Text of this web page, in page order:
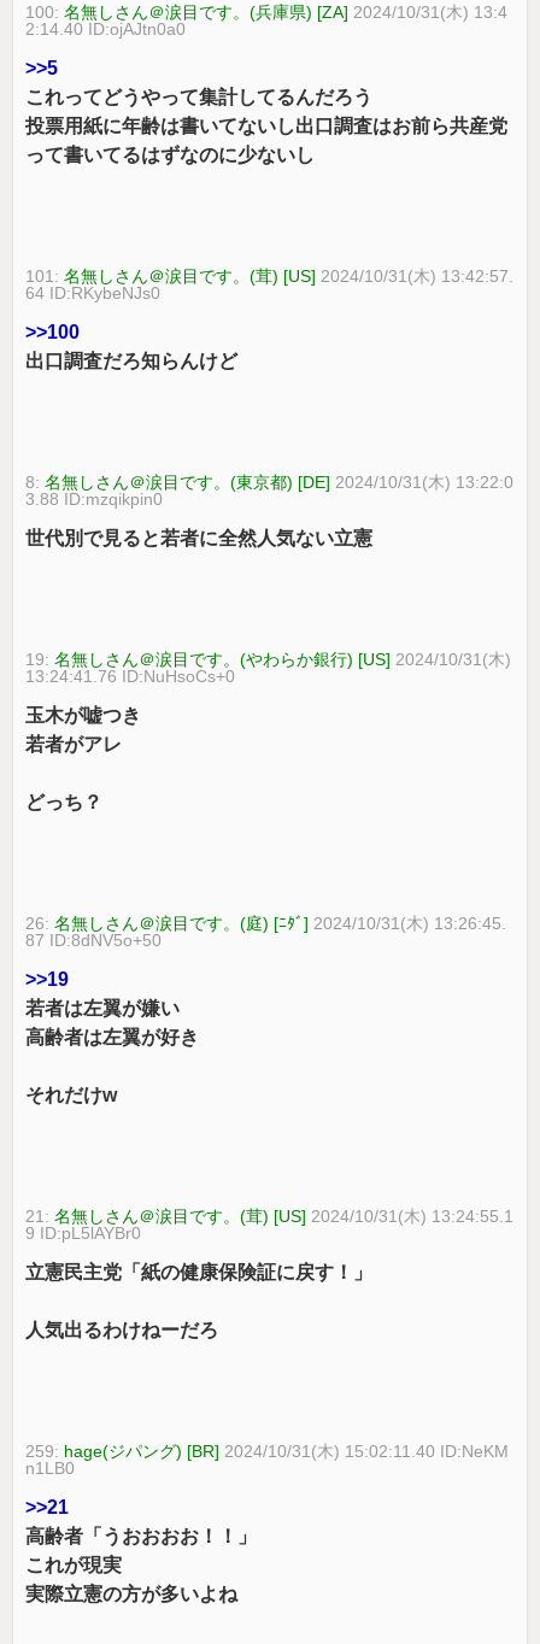
100:名無しさん＠涙目です。(兵庫県) [ZA] 2024/10/31(木) 13:4
2:14.40 ID:ojAJtn0a0
>>5
これってどうやって集計してるんだろう
投票用紙に年齢は書いてないし出口調査はお前ら共産党
って書いてるはずなのに少ないし
101:名無しさん＠涙目です。(茸) [US] 2024/10/31(木) 13:42:57.
64 ID:RKybeNJs0
>>100
出口調査だろ知らんけど
8:名無しさん＠涙目です。(東京都) [DE] 2024/10/31(木) 13:22:0
3.88 ID:mzqikpin0
世代別で見ると若者に全然人気ない立憲
19:名無しさん＠涙目です。(やわらか銀行) [US] 2024/10/31(木)
13:24:41.76 ID:NuHsoCs+0
玉木が嘘つき
若者がアレ
どっち？
26:名無しさん＠涙目です。(庭) [ﾆﾀﾞ] 2024/10/31(木) 13:26:45.
87 ID:8dNV5o+50
>>19
若者は左翼が嫌い
高齢者は左翼が好き
それだけw
21:名無しさん＠涙目です。(茸) [US] 2024/10/31(木) 13:24:55.1
9 ID:pL5lAYBr0
立憲民主党「紙の健康保険証に戻す！」
人気出るわけねーだろ
259: hage(ジパング) [BR] 2024/10/31(木) 15:02:11.40 ID:NeKM
n1LB0
>>21
高齢者「うおおおお！！」
これが現実
実際立憲の方が多いよね